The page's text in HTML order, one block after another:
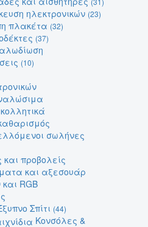
ηλεκτρονικών (23)
πλακέτα (32)
(37)
(10)
σωλήνες
προβολείς
και αξεσουάρ
και RGB
Σπίτι (44)
Κονσόλες &